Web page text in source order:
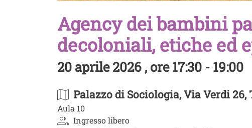
Agency dei bambini
decoloniali, etiche ed
20 aprile 2026 , ore 17:30 - 19:00
Palazzo di Sociologia, Via Verdi 26,
Aula 10
Ingresso libero